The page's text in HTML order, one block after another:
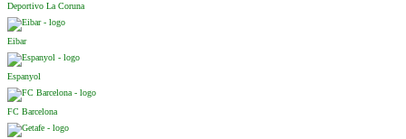
Deportivo La Coruna
Eibar
Espanyol
FC Barcelona